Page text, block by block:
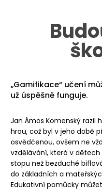
„Gamifikace“ učení
už úspěšně funguje.
Jan Ámos Komenský razil
hrou, což byl v jeho době
osvědčenou, ovšem ne
vzdělávání, která v
stopu než bezduché
do základních a
Edukativní pomůcky